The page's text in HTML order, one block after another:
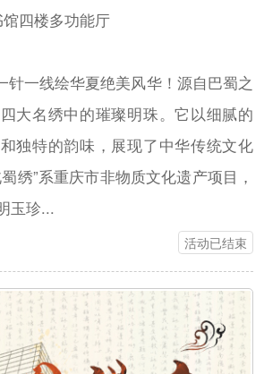
四楼多功能厅
针一线绘华夏绝美风华！源自巴蜀之
大名绣中的璀璨明珠。它以细腻的
独特的韵味，展现了中华传统文化
绣”系重庆市非物质文化遗产项目，
玉珍...
活动已结束